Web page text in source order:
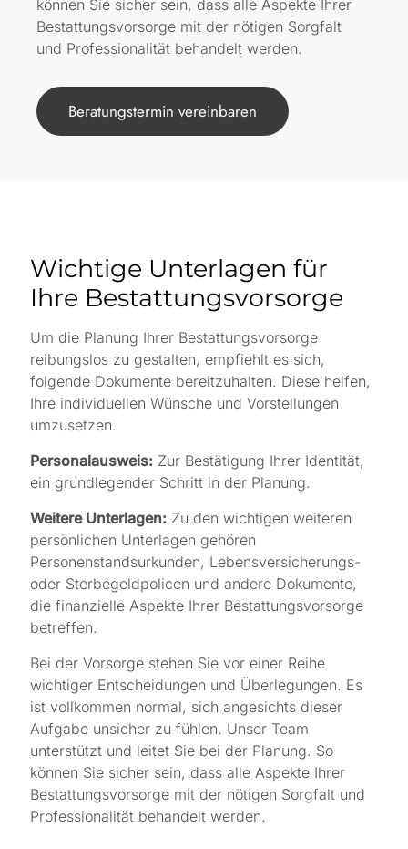
können Sie sicher sein, dass alle Aspekte Ihrer
Bestattungsvorsorge mit der nötigen Sorgfalt
und Professionalität behandelt werden.
Beratungstermin vereinbaren
Wichtige Unterlagen für
Ihre Bestattungsvorsorge
Um die Planung Ihrer Bestattungsvorsorge
reibungslos zu gestalten, empfiehlt es sich,
folgende Dokumente bereitzuhalten. Diese helfen,
Ihre individuellen Wünsche und Vorstellungen
umzusetzen.
Personalausweis: Zur Bestätigung Ihrer Identität,
ein grundlegender Schritt in der Planung.
Weitere Unterlagen: Zu den wichtigen weiteren
persönlichen Unterlagen gehören
Personenstandsurkunden, Lebensversicherungs-
oder Sterbegeldpolicen und andere Dokumente,
die finanzielle Aspekte Ihrer Bestattungsvorsorge
betreffen.
Bei der Vorsorge stehen Sie vor einer Reihe
wichtiger Entscheidungen und Überlegungen. Es
ist vollkommen normal, sich angesichts dieser
Aufgabe unsicher zu fühlen. Unser Team
unterstützt und leitet Sie bei der Planung. So
können Sie sicher sein, dass alle Aspekte Ihrer
Bestattungsvorsorge mit der nötigen Sorgfalt und
Professionalität behandelt werden.